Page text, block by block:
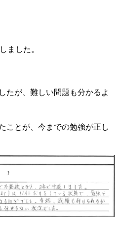
ました。
たが、難しい問題も分かるよ
ことが、今までの勉強が正し